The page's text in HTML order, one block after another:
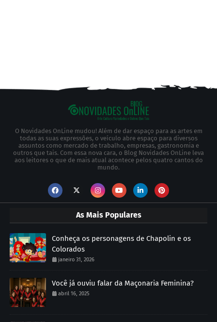
O Novidades OnLine mudou! Além de dar espaço para as artes em
todas as suas expressões, o veículo abre espaço para diversos
assuntos como mercado de trabalho, empresas, gastronomia e
outros que tais. Com essa nova cara, o Blog Novidades OnLine leva
aos leitores o que de mais atual acontece pelos quatro cantos do
mundo.
As Mais Populares
Conheça os personagens de Chapolin e os
Colorados
janeiro 31, 2026
Você já ouviu falar da Maçonaria Feminina?
abril 16, 2025